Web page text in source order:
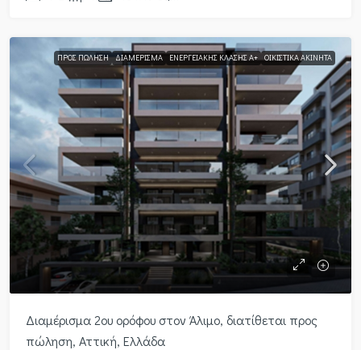
ΠΡΟΣ ΠΏΛΗΣΗ ΔΙΑΜΈΡΙΣΜΑ ΕΝΕΡΓΕΙΑΚΉΣ ΚΛΆΣΗΣ Α+ ΟΙΚΙΣΤΙΚΆ ΑΚΊΝΗΤΑ
Διαμέρισμα 2ου ορόφου στον Άλιμο, διατίθεται προς
πώληση, Αττική, Ελλάδα